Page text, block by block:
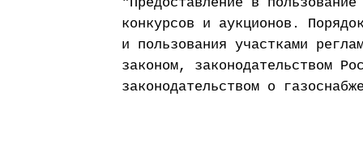
конкурсов и аукционов.
и пользования участками
законом, законодательством
законодательством о